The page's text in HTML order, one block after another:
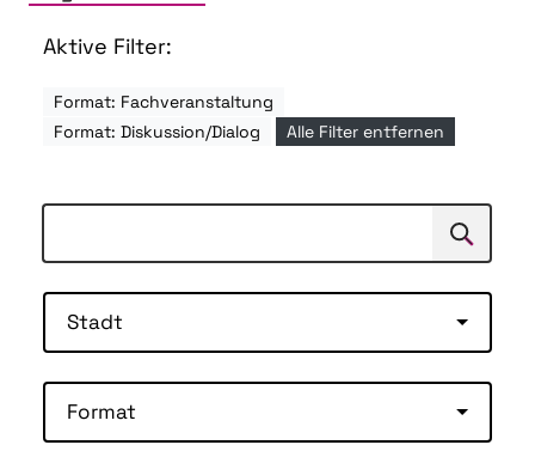
Aktive Filter:
Format: Fachveranstaltung
Format: Diskussion/Dialog
Alle Filter entfernen
Suchen
Stadt
Format